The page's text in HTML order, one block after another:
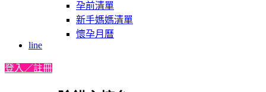
孕前清單
新手媽媽清單
懷孕月曆
line
登入／註冊